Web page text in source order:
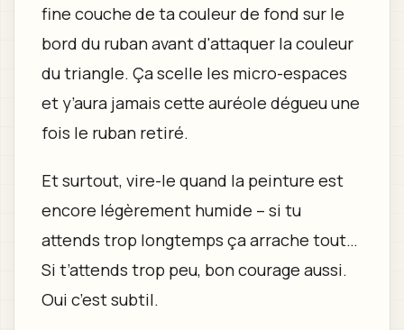
fine couche de ta couleur de fond sur le
bord du ruban avant d'attaquer la couleur
du triangle. Ça scelle les micro-espaces
et y’aura jamais cette auréole dégueu une
fois le ruban retiré.
Et surtout, vire-le quand la peinture est
encore légèrement humide – si tu
attends trop longtemps ça arrache tout…
Si t’attends trop peu, bon courage aussi.
Oui c’est subtil.